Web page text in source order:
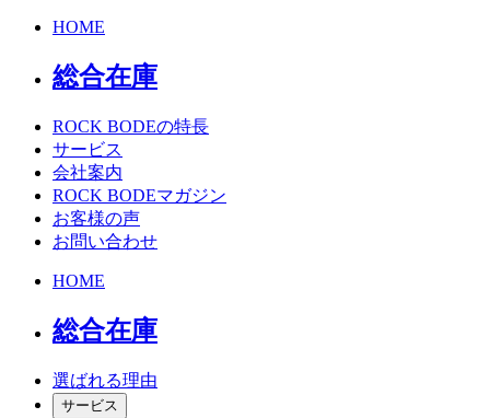
HOME
総合在庫
ROCK BODEの特長
サービス
会社案内
ROCK BODEマガジン
お客様の声
お問い合わせ
HOME
総合在庫
選ばれる理由
サービス